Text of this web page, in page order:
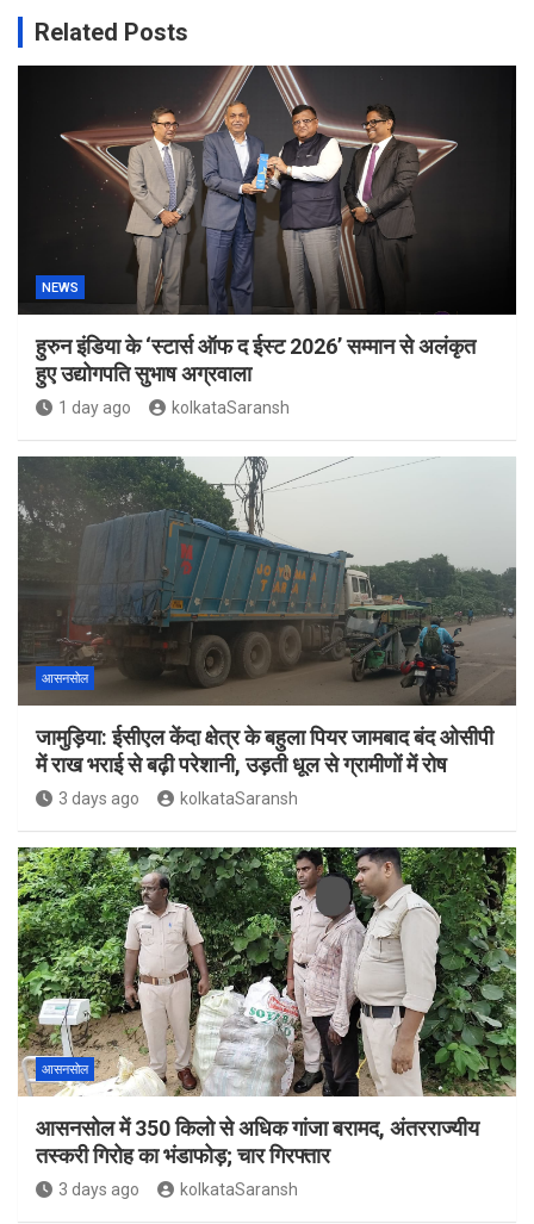
Related Posts
NEWS
हुरुन इंडिया के ‘स्टार्स ऑफ द ईस्ट 2026’ सम्मान से अलंकृत
हुए उद्योगपति सुभाष अग्रवाला
1 day ago kolkataSaransh
आसनसोल
जामुड़िया: ईसीएल केंदा क्षेत्र के बहुला पियर जामबाद बंद ओसीपी
में राख भराई से बढ़ी परेशानी, उड़ती धूल से ग्रामीणों में रोष
3 days ago kolkataSaransh
आसनसोल
आसनसोल में 350 किलो से अधिक गांजा बरामद, अंतरराज्यीय
तस्करी गिरोह का भंडाफोड़; चार गिरफ्तार
3 days ago kolkataSaransh